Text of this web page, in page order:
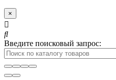
×
Введите поисковый запрос: